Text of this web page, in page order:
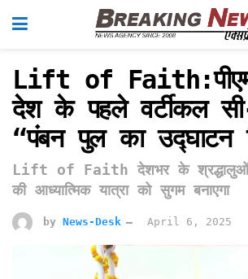
Lift of Faith:पीएम
देश के पहले वर्टीकल
“पंबन पुल का उद्घाटन
Lift of Faith देशभर के श्रद्धालुओं
की आध्यात्मिक यात्रा को सुगम बनाएगा
by News-Desk April 6, 2025